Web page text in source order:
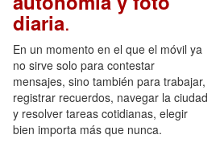
diaria.
En un momento en el que el móvil ya
no sirve solo para contestar
mensajes, sino también para trabajar,
registrar recuerdos, navegar la ciudad
y resolver tareas cotidianas, elegir
bien importa más que nunca.